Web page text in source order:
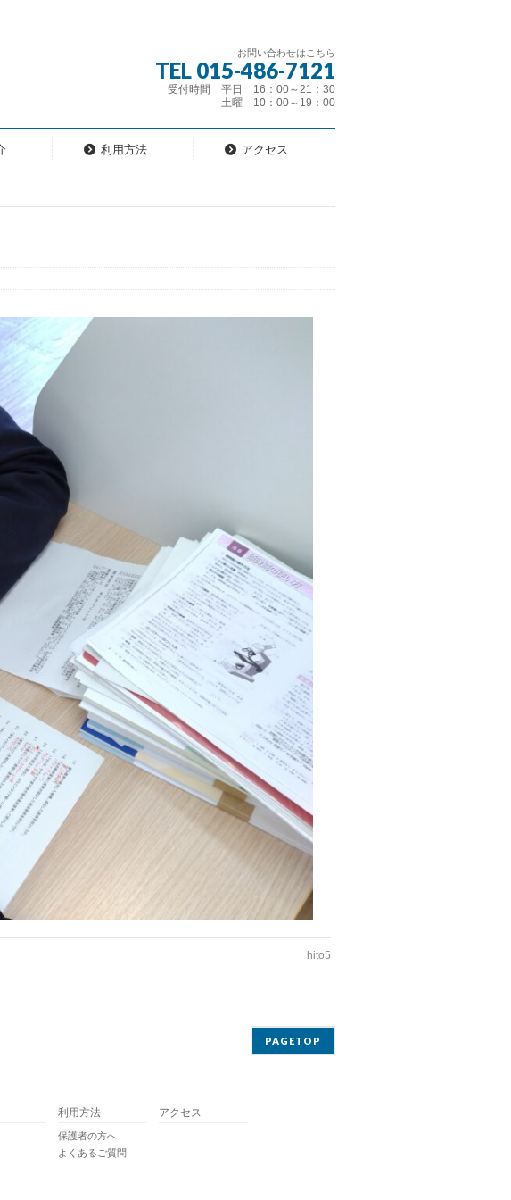
お問い合わせはこちら
TEL 015-486-7121
受付時間 平日 16：00～21：30
土曜 10：00～19：00
利用方法 アクセス
hito5
PAGETOP
利用方法
保護者の方へ
よくあるご質問
アクセス